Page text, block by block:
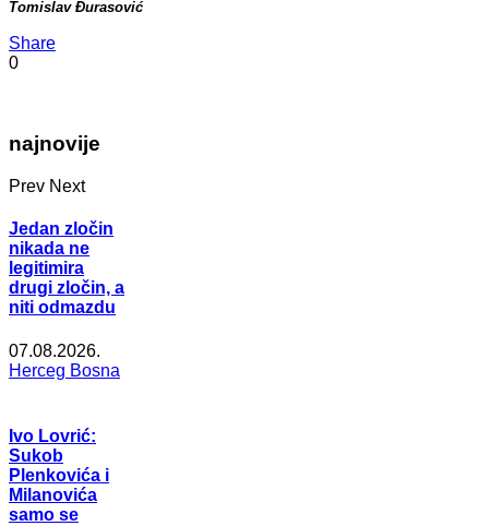
Tomislav Đurasović
Share
0
najnovije
Prev Next
Jedan zločin
nikada ne
legitimira
drugi zločin, a
niti odmazdu
07.08.2026.
Herceg Bosna
Ivo Lovrić:
Sukob
Plenkovića i
Milanovića
samo se